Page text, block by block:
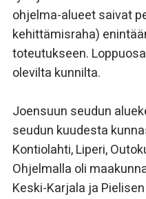
ohjelma-alueet saivat
kehittämisraha)
toteutukseen.
olevilta kunnilta.
Joensuun seudun
seudun kuudesta
Kontiolahti, Liperi,
Ohjelmalla oli
Keski-Karjala ja